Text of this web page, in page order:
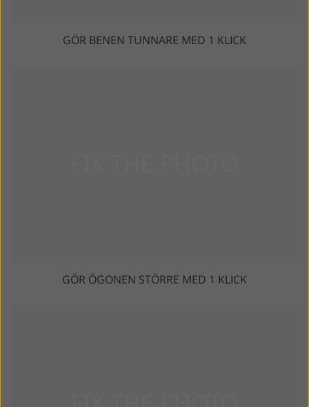
GÖR BENEN TUNNARE MED 1 KLICK
GÖR ÖGONEN STÖRRE MED 1 KLICK